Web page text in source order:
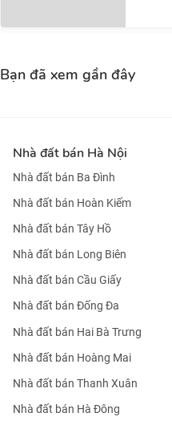
Bạn đã xem gần đây
Nhà đất bán Hà Nội
Nhà đất bán Ba Đình
Nhà đất bán Hoàn Kiếm
Nhà đất bán Tây Hồ
Nhà đất bán Long Biên
Nhà đất bán Cầu Giấy
Nhà đất bán Đống Đa
Nhà đất bán Hai Bà Trưng
Nhà đất bán Hoàng Mai
Nhà đất bán Thanh Xuân
Nhà đất bán Hà Đông